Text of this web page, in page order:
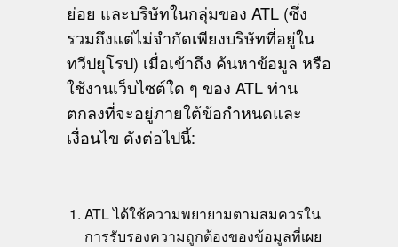
ย่อย และบริษัทในกลุ่มของ ATL (ซึ่ง
รวมถึงแต่ไม่จำกัดเพียงบริษัทที่อยู่ใน
ทวีปยุโรป) เมื่อเข้าถึง ค้นหาข้อมูล หรือ
ใช้งานเว็บไซต์ใด ๆ ของ ATL ท่าน
ตกลงที่จะอยู่ภายใต้ข้อกำหนดและ
เงื่อนไข ดังต่อไปนี้:
ATL ได้ใช้ความพยายามตามสมควรใน
การรับรองความถูกต้องของข้อมูลที่เผย